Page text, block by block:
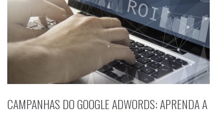
CAMPANHAS DO GOOGLE ADWORDS: APRENDA A